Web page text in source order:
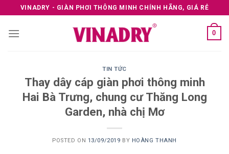
to
content
VINADRY - GIÀN PHƠI THÔNG MINH CHÍNH HÃNG, GIÁ RẺ
0
TIN TỨC
Thay dây cáp giàn phơi thông minh
Hai Bà Trưng, chung cư Thăng Long
Garden, nhà chị Mơ
POSTED ON 13/09/2019 BY HOÀNG THANH